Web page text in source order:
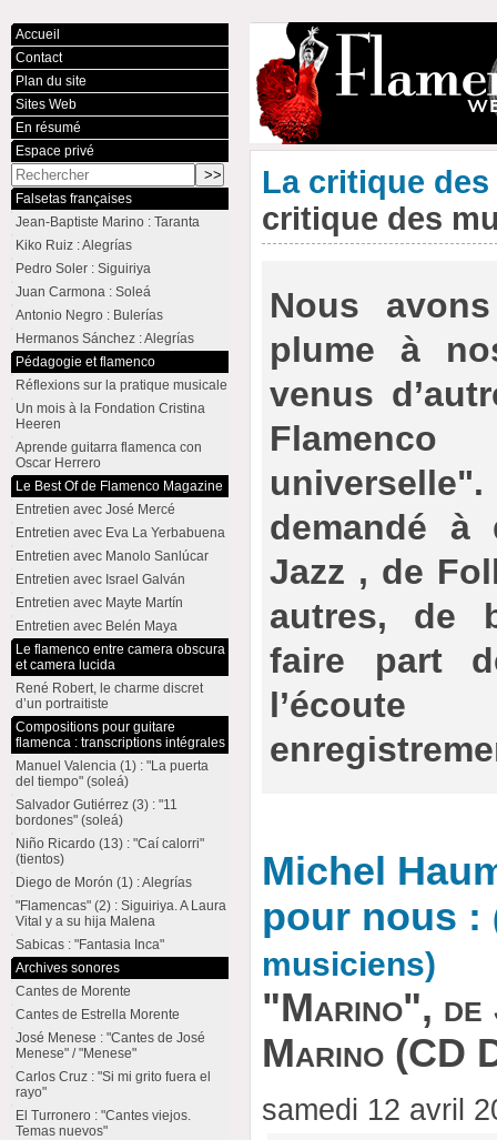
La critique
critique des
Nous
plume à
venus
demandé à
Jazz , de
autres, de
faire part
l’écoute
Michel
pour nous :
musiciens)
"Marino", de
Marino (CD
samedi 12 avril
Accueil
Contact
Plan du site
Sites Web
En résumé
Espace privé
Falsetas françaises
Jean-Baptiste Marino : Taranta
Kiko Ruiz : Alegrías
Pedro Soler : Siguiriya
Juan Carmona : Soleá
Antonio Negro : Bulerías
Hermanos Sánchez : Alegrías
Pédagogie et flamenco
Réflexions sur la pratique musicale
Un mois à la Fondation Cristina
Heeren
Aprende guitarra flamenca con
Oscar Herrero
Le Best Of de Flamenco Magazine
Entretien avec José Mercé
Entretien avec Eva La Yerbabuena
Entretien avec Manolo Sanlúcar
Entretien avec Israel Galván
Entretien avec Mayte Martín
Entretien avec Belén Maya
Le flamenco entre camera obscura
et camera lucida
René Robert, le charme discret
d’un portraitiste
Compositions pour guitare
flamenca : transcriptions intégrales
Manuel Valencia (1) : "La puerta
del tiempo" (soleá)
Salvador Gutiérrez (3) : "11
bordones" (soleá)
Niño Ricardo (13) : "Caí calorri"
(tientos)
Diego de Morón (1) : Alegrías
"Flamencas" (2) : Siguiriya. A Laura
Vital y a su hija Malena
Sabicas : "Fantasia Inca"
Archives sonores
Cantes de Morente
Cantes de Estrella Morente
José Menese : "Cantes de José
Menese" / "Menese"
Carlos Cruz : "Si mi grito fuera el
rayo"
El Turronero : "Cantes viejos.
Temas nuevos"